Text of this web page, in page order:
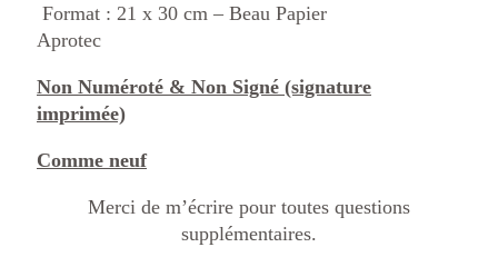
Format : 21 x 30 cm – Beau Papier
Aprotec
Non Numéroté & Non Signé (signature
imprimée)
Comme neuf
Merci de m’écrire pour toutes questions
supplémentaires.